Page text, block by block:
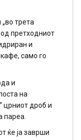
трета
претходниот
и
само го
и
на
црниот дроб и
пареа.
ќе ја заврши